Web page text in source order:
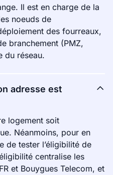
Il est en charge de la
noeuds de
des fourreaux,
branchement (PMZ,
du réseau.
adresse est
logement soit
Néanmoins, pour en
de tester l’éligibilité de
centralise les
et Bouygues Telecom, et